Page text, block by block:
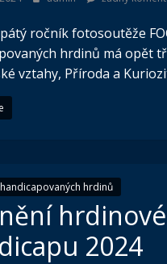
ročník fotosoutěže
hrdinů má opět
vztahy, Příroda a
hrdinů
hrdinové
2024